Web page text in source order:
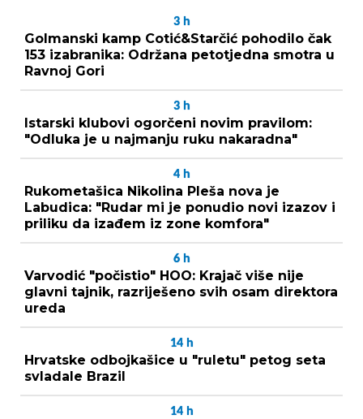
3 h
Golmanski kamp Cotić&Starčić pohodilo čak
153 izabranika: Održana petotjedna smotra u
Ravnoj Gori
3 h
Istarski klubovi ogorčeni novim pravilom:
"Odluka je u najmanju ruku nakaradna"
4 h
Rukometašica Nikolina Pleša nova je
Labudica: "Rudar mi je ponudio novi izazov i
priliku da izađem iz zone komfora"
6 h
Varvodić "počistio" HOO: Krajač više nije
glavni tajnik, razriješeno svih osam direktora
ureda
14 h
Hrvatske odbojkašice u "ruletu" petog seta
svladale Brazil
14 h